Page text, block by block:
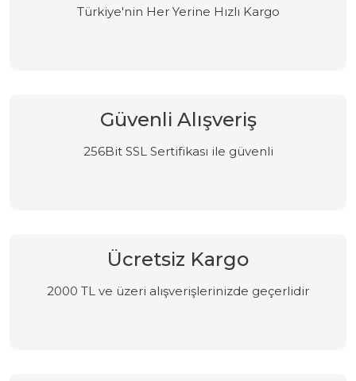
Türkiye'nin Her Yerine Hızlı Kargo
Güvenli Alışveriş
256Bit SSL Sertifikası ile güvenli
Ücretsiz Kargo
2000 TL ve üzeri alışverişlerinizde geçerlidir